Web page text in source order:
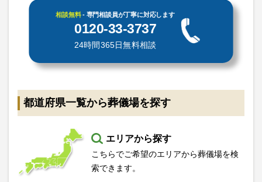
相談無料- 専門相談員が丁寧に対応します
0120-33-3737
24時間365日無料相談
都道府県一覧から葬儀場を探す
エリアから探す
こちらでご希望のエリアから葬儀場を検
索できます。